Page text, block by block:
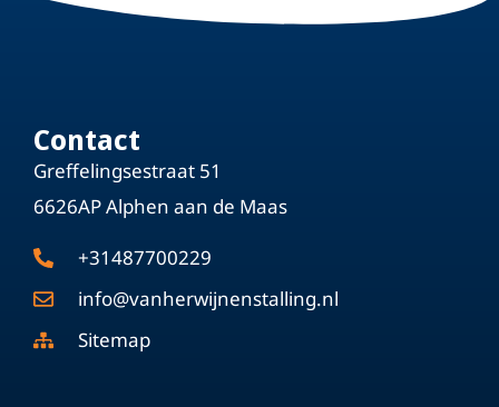
Contact
Greffelingsestraat 51
6626AP Alphen aan de Maas
+31487700229
info@vanherwijnenstalling.nl
Sitemap